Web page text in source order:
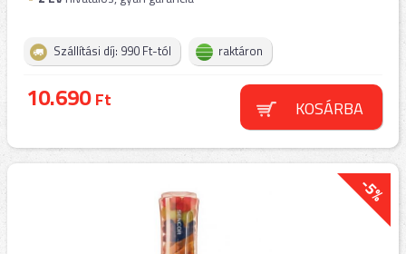
Szállítási díj: 990 Ft-tól raktáron
10.690Ft KOSÁRBA
-5%